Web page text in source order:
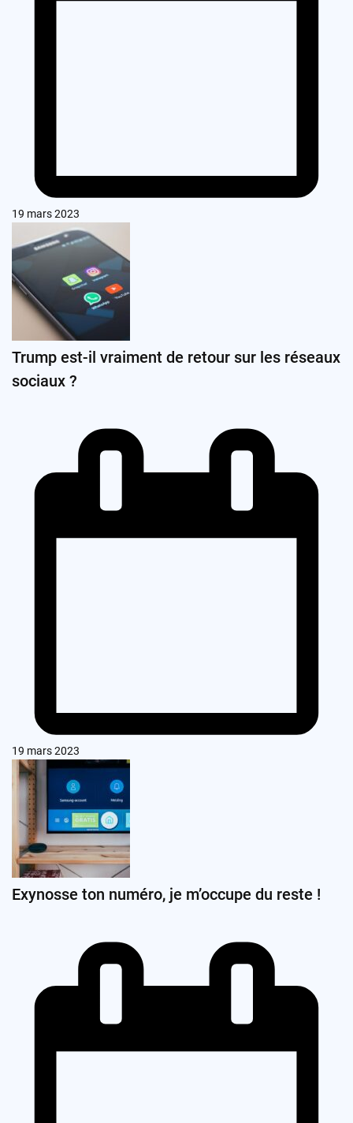
19 mars 2023
Trump est-il vraiment de retour sur les réseaux
sociaux ?
19 mars 2023
Exynosse ton numéro, je m’occupe du reste !